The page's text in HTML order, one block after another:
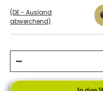
(DE - Ausland
abweichend)